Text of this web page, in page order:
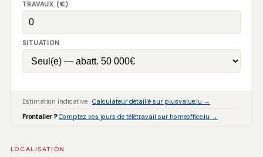
TRAVAUX (€)
SITUATION
Estimation indicative ·Calculateur détaillé sur plusvalue.lu →
Frontalier ? Comptez vos jours de télétravail sur homeoffice.lu →
LOCALISATION